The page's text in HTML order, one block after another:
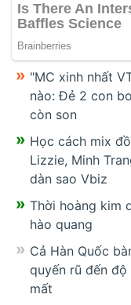
"MC xinh nhất
nào: Đẻ 2 con
còn son
Học cách mix
Lizzie, Minh
dàn sao Vbiz
Thời hoàng kim
hào quang
Cả Hàn Quốc
quyến rũ đến
mất